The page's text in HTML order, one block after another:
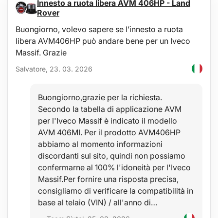
Innesto a ruota libera AVM 406HP - Land
Rover
Buongiorno, volevo sapere se l’innesto a ruota
libera AVM406HP può andare bene per un Iveco
Massif. Grazie
Salvatore, 23. 03. 2026
Buongiorno,grazie per la richiesta.
Secondo la tabella di applicazione AVM
per l'Iveco Massif è indicato il modello
AVM 406MI. Per il prodotto AVM406HP
abbiamo al momento informazioni
discordanti sul sito, quindi non possiamo
confermarne al 100% l'idoneità per l'Iveco
Massif.Per fornire una risposta precisa,
consigliamo di verificare la compatibilità in
base al telaio (VIN) / all'anno di…